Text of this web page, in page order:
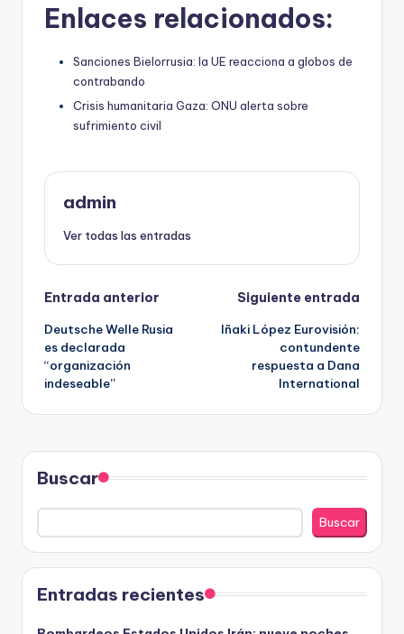
Enlaces relacionados:
Sanciones Bielorrusia: la UE reacciona a globos de
contrabando
Crisis humanitaria Gaza: ONU alerta sobre
sufrimiento civil
admin
Ver todas las entradas
Navegación
de
entradas
Entrada anterior
Deutsche Welle Rusia
es declarada
“organización
indeseable”
Siguiente entrada
Iñaki López Eurovisión:
contundente
respuesta a Dana
International
Buscar
Buscar
Entradas recientes